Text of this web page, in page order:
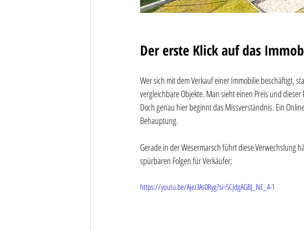
Der erste Klick auf das
Wer sich mit dem Verkauf einer Immobilie beschäftigt,
vergleichbare Objekte. Man sieht einen Preis und
Doch genau hier beginnt das Missverständnis. Ein
Behauptung.
Gerade in der Wesermarsch führt diese Verwechslung
spürbaren Folgen für Verkäufer:
https://youtu.be/Ajez3As0Ryg?si=5CJdgAGBJ_NE_4-1